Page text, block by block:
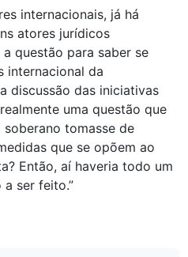
internacionais, já há
atores jurídicos
questão para saber se
internacional da
discussão das iniciativas
uma questão que
tomasse de
que se opõem ao
Então, aí haveria todo um
ser feito.”